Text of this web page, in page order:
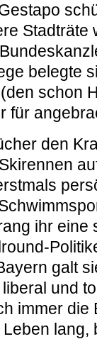
Stadträte
belegte
schon
für
den
ihr eine
galt
und
immer die
lang,